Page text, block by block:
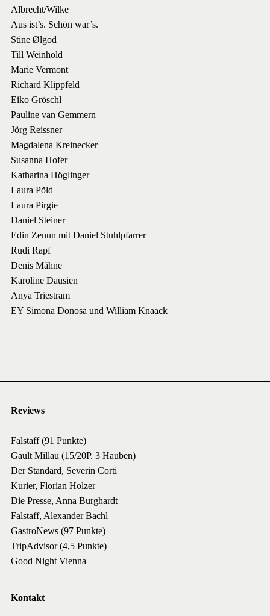
Albrecht/Wilke
Aus ist’s. Schön war’s.
Stine Ølgod
Till Weinhold
Marie Vermont
Richard Klippfeld
Eiko Gröschl
Pauline van Gemmern
Jörg Reissner
Magdalena Kreinecker
Susanna Hofer
Katharina Höglinger
Laura Põld
Laura Pirgie
Daniel Steiner
Edin Zenun mit Daniel Stuhlpfarrer
Rudi Rapf
Denis Mähne
Karoline Dausien
Anya Triestram
EY Simona Donosa und William Knaack
Reviews
Falstaff (91 Punkte)
Gault Millau (15/20P. 3 Hauben)
Der Standard, Severin Corti
Kurier, Florian Holzer
Die Presse, Anna Burghardt
Falstaff, Alexander Bachl
GastroNews (97 Punkte)
TripAdvisor (4,5 Punkte)
Good Night Vienna
Kontakt